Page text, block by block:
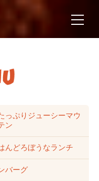
っぷりジューシーマウ
ン
んどろぼうなランチ
バーグ